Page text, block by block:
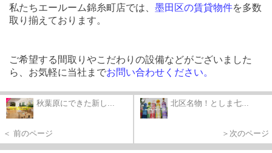
私たちエールーム錦糸町店では、 墨田区の賃貸物件を多数
取り揃えております。
ご希望する間取りやこだわりの設備などがございました
ら、お気軽に当社までお問い合わせください。
秋葉原にできた新し...
＜ 前のページ
北区名物！としま七...
＞次のページ